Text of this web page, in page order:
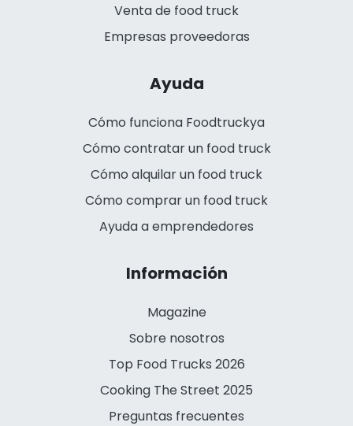
Venta de food truck
Empresas proveedoras
Ayuda
Cómo funciona Foodtruckya
Cómo contratar un food truck
Cómo alquilar un food truck
Cómo comprar un food truck
Ayuda a emprendedores
Información
Magazine
Sobre nosotros
Top Food Trucks 2026
Cooking The Street 2025
Preguntas frecuentes